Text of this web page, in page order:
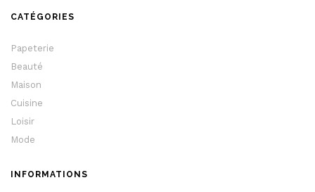
CATÉGORIES
Papeterie
Beauté
Maison
Cuisine
Loisir
Mode
INFORMATIONS